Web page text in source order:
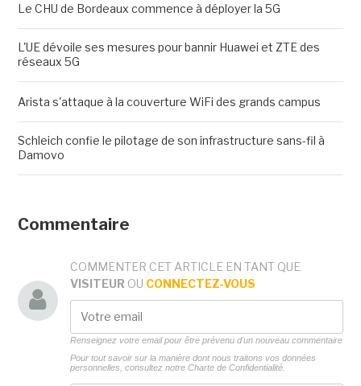
Le CHU de Bordeaux commence à déployer la 5G
L'UE dévoile ses mesures pour bannir Huawei et ZTE des
réseaux 5G
Arista s'attaque à la couverture WiFi des grands campus
Schleich confie le pilotage de son infrastructure sans-fil à
Damovo
Commentaire
COMMENTER CET ARTICLE EN TANT QUE
VISITEUR OU CONNECTEZ-VOUS
Renseignez votre email pour être prévenu d'un nouveau commentaire
Pour tout savoir sur la manière dont nous traitons vos données
personnelles, consultez notre Charte de Confidentialité.